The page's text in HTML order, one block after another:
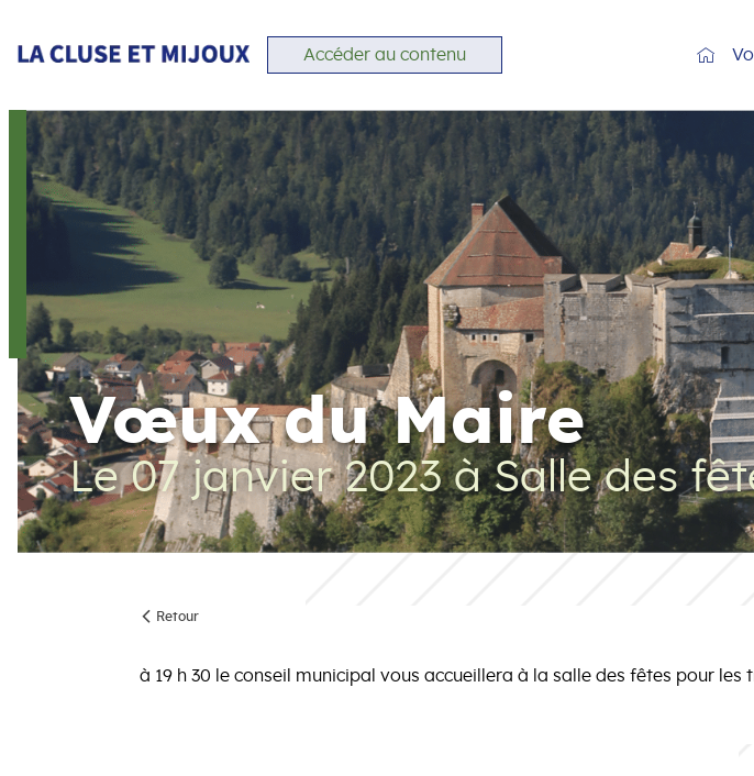
Accéder au contenu
Vœux du Maire
Le 07 janvier 2023à Salle des
Retour
à 19 h 30 le conseil municipal vous accueillera à la salle des fêtes pour